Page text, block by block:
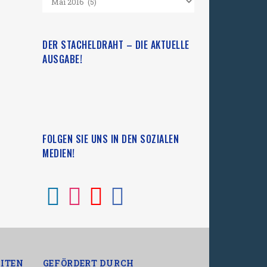
DER STACHELDRAHT – DIE AKTUELLE
AUSGABE!
FOLGEN SIE UNS IN DEN SOZIALEN
MEDIEN!
GEFÖRDERT DURCH